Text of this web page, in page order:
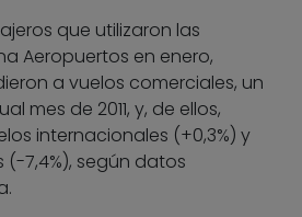
que utilizaron las
Aeropuertos en enero,
a vuelos comerciales, un
mes de 2011, y, de ellos,
internacionales (+0,3%) y
(-7,4%), según datos